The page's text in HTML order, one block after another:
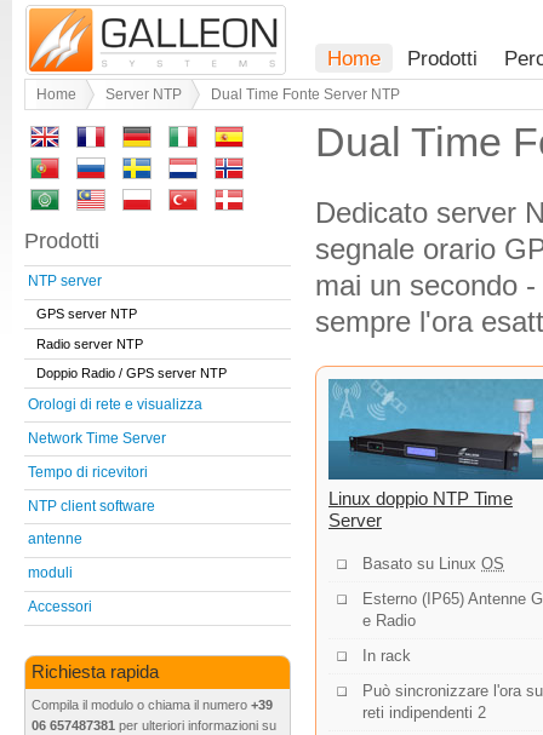
Home Prodotti
Home Server NTP Dual Time Fonte Server NTP
Dual Time
Dedicato server
segnale orario
mai un secondo
sempre l'ora
Linux doppio NTP Time
Server
Basato su Linux OS
Esterno (IP65) Antenne
e Radio
In rack
Può sincronizzare l'ora su
reti indipendenti 2
Prodotti
NTP server
GPS server NTP
Radio server NTP
Doppio Radio / GPS server NTP
Orologi di rete e visualizza
Network Time Server
Tempo di ricevitori
NTP client software
antenne
moduli
Accessori
Richiesta rapida
Compila il modulo o chiama il numero +39
06 657487381 per ulteriori informazioni su